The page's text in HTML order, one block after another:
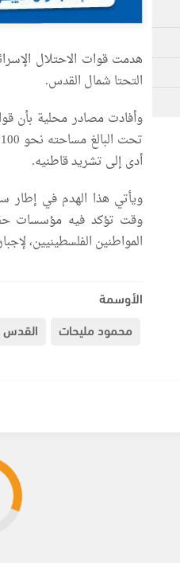
هدمت قوات الاحتلال
التحتا شمال القدس.
وأفادت مصادر محلية بأن
أدى إلى تشريد قاطنيه.
ويأتي هذا الهدم في إطار
وقت تؤكد فيه مؤسسات
المواطنين الفلسطينيين،
الأوسمة
محمود مليحات
القدس